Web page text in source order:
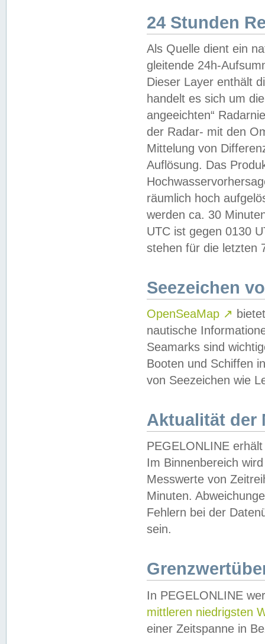
24 Stunden
Als Quelle dient ein
gleitende 24h-
Dieser Layer enthält
handelt es sich um
angeeichten“
der Radar- mit den
Mittelung von
Auflösung. Das
räumlich hoch
werden ca. 30
UTC ist gegen 0130
stehen für die letzten
Seezeichen
OpenSeaMap ↗
nautische
Seamarks sind
Booten und Schiffen
von Seezeichen wie
Aktualität der
PEGELONLINE
Im Binnenbereich
Messwerte von
Minuten.
Fehlern bei der
sein.
In PEGELONLINE
mittleren niedrigsten
einer Zeitspanne in